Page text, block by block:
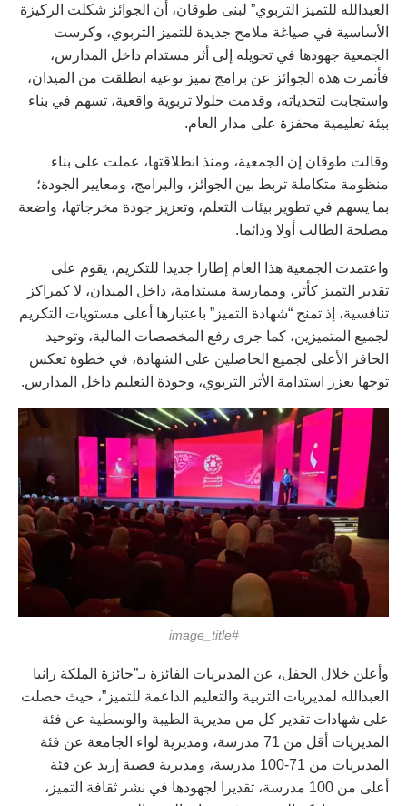
العبدالله للتميز التربوي” لبنى طوقان، أن الجوائز شكلت الركيزة
الأساسية في صياغة ملامح جديدة للتميز التربوي، وكرست
الجمعية جهودها في تحويله إلى أثر مستدام داخل المدارس،
فأثمرت هذه الجوائز عن برامج تميز نوعية انطلقت من الميدان،
واستجابت لتحدياته، وقدمت حلولا تربوية واقعية، تسهم في بناء
بيئة تعليمية محفزة على مدار العام.
وقالت طوقان إن الجمعية، ومنذ انطلاقتها، عملت على بناء
منظومة متكاملة تربط بين الجوائز، والبرامج، ومعايير الجودة؛
بما يسهم في تطوير بيئات التعلم، وتعزيز جودة مخرجاتها، واضعة
مصلحة الطالب أولا ودائما.
واعتمدت الجمعية هذا العام إطارا جديدا للتكريم، يقوم على
تقدير التميز كأثر، وممارسة مستدامة، داخل الميدان، لا كمراكز
تنافسية، إذ تمنح “شهادة التميز” باعتبارها أعلى مستويات التكريم
لجميع المتميزين، كما جرى رفع المخصصات المالية، وتوحيد
الحافز الأعلى لجميع الحاصلين على الشهادة، في خطوة تعكس
توجها يعزز استدامة الأثر التربوي، وجودة التعليم داخل المدارس.
#image_title
وأعلن خلال الحفل، عن المديريات الفائزة بـ”جائزة الملكة رانيا
العبدالله لمديريات التربية والتعليم الداعمة للتميز”، حيث حصلت
على شهادات تقدير كل من مديرية الطيبة والوسطية عن فئة
المديريات أقل من 71 مدرسة، ومديرية لواء الجامعة عن فئة
المديريات من 71-100 مدرسة، ومديرية قصبة إربد عن فئة
أعلى من 100 مدرسة، تقديرا لجهودها في نشر ثقافة التميز،